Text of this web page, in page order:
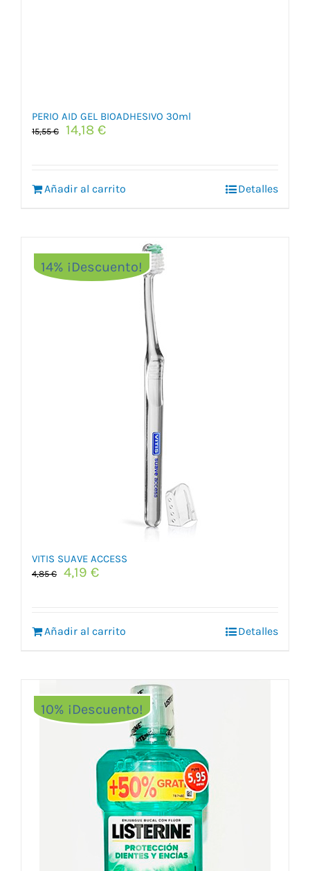
PERIO AID GEL BIOADHESIVO 30ml
15,55€
El
15,55 €.
14,18 €El
14,18 €.
Añadir al carrito Detalles
14% ¡Descuento!
VITIS SUAVE ACCESS
4,85€
El
4,85 €.
4,19 €El
4,19 €.
Añadir al carrito Detalles
10% ¡Descuento!